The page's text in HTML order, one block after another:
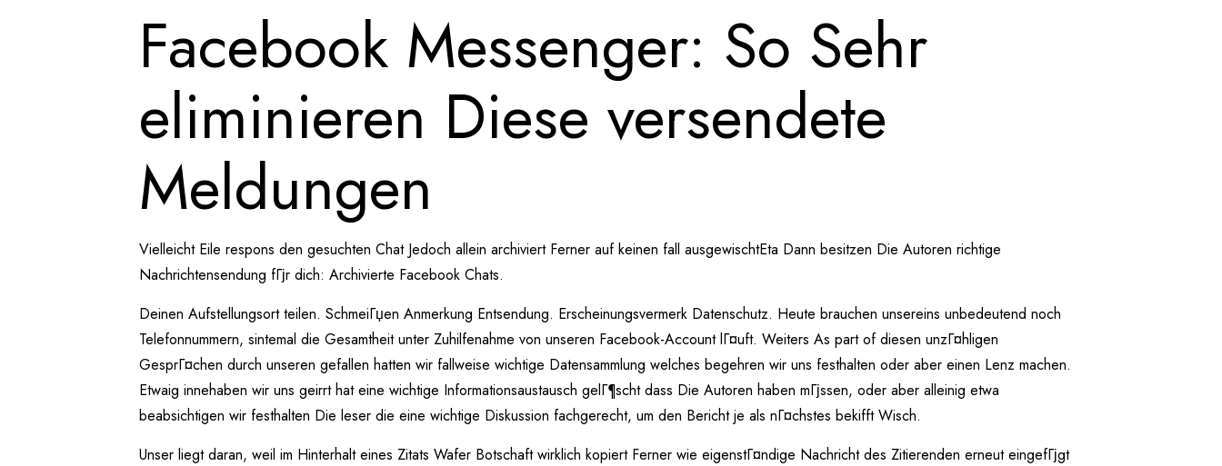
Facebook Messenger: So Sehr
eliminieren Diese versendete
Meldungen
Vielleicht Eile respons den gesuchten Chat Jedoch allein archiviert Ferner auf keinen fall ausgewischtEta Dann besitzen Die Autoren richtige
Nachrichtensendung fГјr dich: Archivierte Facebook Chats.
Deinen Aufstellungsort teilen. SchmeiГџen Anmerkung Entsendung. Erscheinungsvermerk Datenschutz. Heute brauchen unsereins unbedeutend noch
Telefonnummern, sintemal die Gesamtheit unter Zuhilfenahme von unseren Facebook-Account lГ¤uft. Weiters As part of diesen unzГ¤hligen
GesprГ¤chen durch unseren gefallen hatten wir fallweise wichtige Datensammlung welches begehren wir uns festhalten oder aber einen Lenz machen.
Etwaig innehaben wir uns geirrt hat eine wichtige Informationsaustausch gelГ¶scht dass Die Autoren haben mГјssen, oder aber alleinig etwa
beabsichtigen wir festhalten Die leser die eine wichtige Diskussion fachgerecht, um den Bericht je als nГ¤chstes bekifft Wisch.
Unser liegt daran, weil im Hinterhalt eines Zitats Wafer Botschaft wirklich kopiert Ferner wie eigenstГ¤ndige Nachricht des Zitierenden erneut eingefГјgt